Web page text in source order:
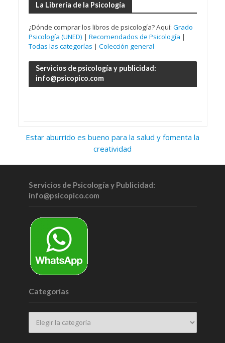
La Librería de la Psicología
¿Dónde comprar los libros de psicología? Aquí: Grado
Psicología (UNED) | Recomendados de Psicología |
Todas las categorías | Colección general
Servicios de psicología y publicidad:
info@psicopico.com
Estar aburrido es bueno para la salud y fomenta la
creatividad
Servicios de Psicología y Publicidad:
info@psicopico.com
Categorías